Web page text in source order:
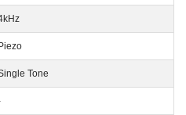
Piezo
Tone